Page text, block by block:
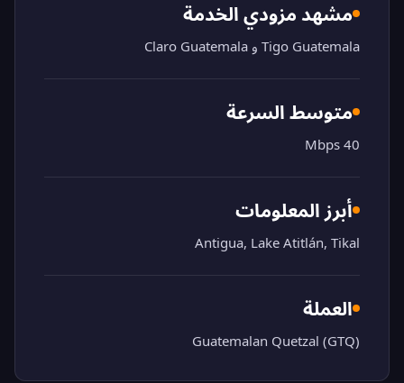
مشهد مزودي الخدمة
Tigo Guatemala و Claro Guatemala
متوسط السرعة
40 Mbps
أبرز المعلومات
Antigua, Lake Atitlán, Tikal
العملة
Guatemalan Quetzal (GTQ)